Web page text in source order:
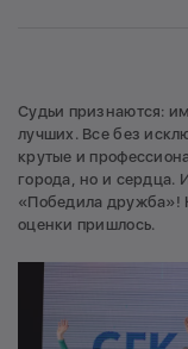
Судьи признаются:
лучших. Все без
крутые и
города, но и сердца.
«Победила дружба»!
оценки пришлось.